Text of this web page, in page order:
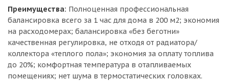
Преимущества: Полноценная профессиональная
балансировка всего за 1 час для дома в 200 м2; экономия
на расходомерах; балансировка «без беготни»
качественная регулировка, не отходя от радиатора/
коллектора «теплого пола»; экономия за оплату топлива
до 20%; комфортная температура в отапливаемых
помещениях; нет шума в термостатических головках.